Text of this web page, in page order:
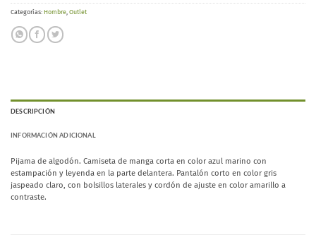
Categorías: Hombre Outlet
DESCRIPCIÓN
INFORMACIÓN ADICIONAL
Pijama de algodón. Camiseta de manga corta en color azul marino con
estampación y leyenda en la parte delantera. Pantalón corto en color gris
jaspeado claro, con bolsillos laterales y cordón de ajuste en color amarillo a
contraste.